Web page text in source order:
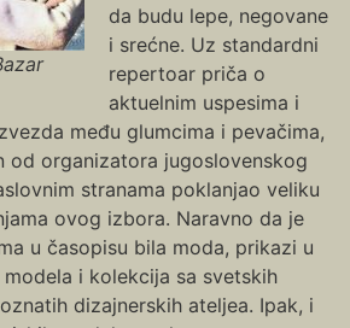
da budu lepe, negovane
i srećne. Uz standardni
repertoar priča o
aktuelnim uspesima i
među glumcima i pevačima,
od organizatora jugoslovenskog
stranama poklanjao veliku
ovog izbora. Naravno da je
u časopisu bila moda, prikazi u
i kolekcija sa svetskih
dizajnerskih ateljea. Ipak, i